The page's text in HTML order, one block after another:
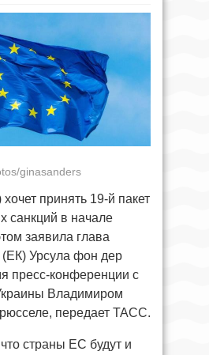
ginasanders
принять 19-й пакет
санкций в начале
заявила глава
Урсула фон дер
пресс-конференции с
Владимиром
передает ТАСС.
страны ЕС будут и